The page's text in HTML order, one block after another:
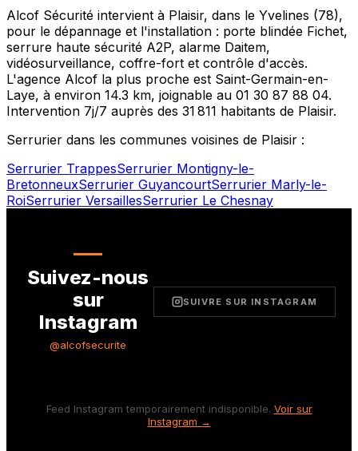
Alcof Sécurité intervient à Plaisir, dans le Yvelines (78),
pour le dépannage et l'installation : porte blindée Fichet,
serrure haute sécurité A2P, alarme Daitem,
vidéosurveillance, coffre-fort et contrôle d'accès.
L'agence Alcof la plus proche est Saint-Germain-en-
Laye, à environ 14.3 km, joignable au 01 30 87 88 04.
Intervention 7j/7 auprès des 31 811 habitants de Plaisir.
Serrurier dans les communes voisines de Plaisir :
Serrurier TrappesSerrurier Montigny-le-
BretonneuxSerrurier GuyancourtSerrurier Marly-le-
RoiSerrurier VersaillesSerrurier Le Chesnay
Suivez-nous
sur
Instagram
@alcofsecurite
SUIVRE SUR INSTAGRAM
Feed Instagram temporairement indisponible. Voir sur
Instagram →